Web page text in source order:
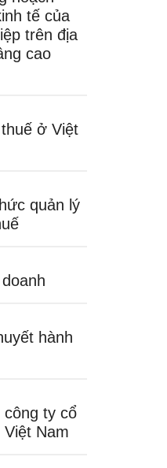
tế của
trên địa
cao
ở Việt
quản lý
hành
công ty cổ
Nam